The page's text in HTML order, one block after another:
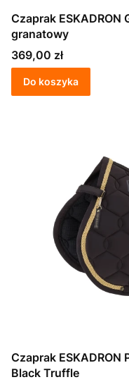
Czaprak
granatowy
Cena
369,00 zł
Do koszyka
Czaprak ESKADRON
Black Truffle